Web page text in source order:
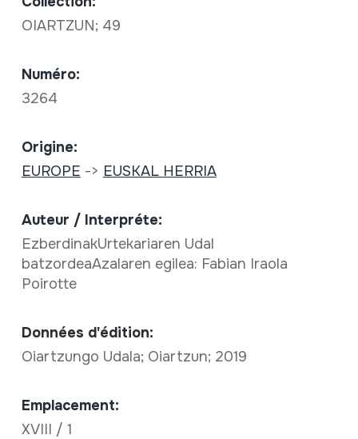
OIARTZUN; 49
Numéro:
3264
Origine:
EUROPE -> EUSKAL HERRIA
Auteur / Interpréte:
EzberdinakUrtekariaren Udal
batzordeaAzalaren egilea: Fabian Iraola
Poirotte
Données d'édition:
Oiartzungo Udala; Oiartzun; 2019
Emplacement:
XVIII / 1